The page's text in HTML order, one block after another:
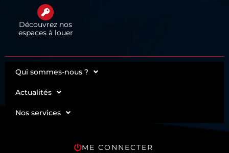
Découvrez nos
espaces à louer
Qui sommes-nous ?
Actualités
Nos services
ME CONNECTER